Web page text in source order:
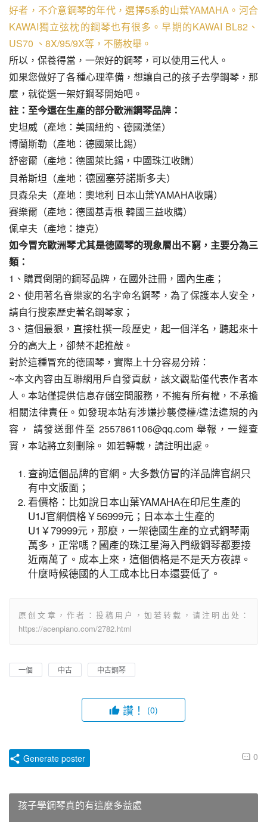
好者，不介意鋼琴的年代，選擇5系的山葉YAMAHA。河合
KAWAI獨立弦枕的鋼琴也有很多。早期的KAWAI BL82、
US70 、8X/95/9X等，不勝枚舉。
所以，保養得當，一架好的鋼琴，可以使用三代人。
如果您做好了各種心理準備，想讓自己的孩子去學鋼琴，那
麼，就從選一架好鋼琴開始吧。
註：至今還在生產的部分歐洲鋼琴品牌：
史坦威（產地：美國紐約、德國漢堡）
博蘭斯勒（產地：德國萊比錫）
舒密爾（產地：德國萊比錫，中國珠江收購）
貝希斯坦（產地： 德國塞芬諾斯多夫）
貝森朵夫（產地：奧地利 日本山葉YAMAHA收購）
賽樂爾（產地：德國基青根 韓國三益收購）
佩卓夫（產地：捷克）
如今冒充歐洲琴尤其是德國琴的現象層出不窮，主要分為三
類：
1、購買倒閉的鋼琴品牌，在國外註冊，國內生產；
2、使用著名音樂家的名字命名鋼琴，為了保護本人安全，
請自行搜索歷史著名鋼琴家；
3、這個最狠，直接杜撰一段歷史，起一個洋名，聽起來十
分的高大上，卻禁不起推敲。
對於這種冒充的德國琴，實際上十分容易分辨：
~本文內容由互聯網用戶自發貢獻，該文觀點僅代表作者本
人。本站僅提供信息存儲空間服務，不擁有所有權，不承擔
相關法律責任。如發現本站有涉嫌抄襲侵權/違法違規的內
容， 請發送郵件至 2557861106@qq.com 舉報，一經查
實，本站將立刻刪除。 如若轉載，請註明出處。
查詢這個品牌的官網。大多數仿冒的洋品牌官網只
有中文版面；
看價格：比如說日本山葉YAMAHA在印尼生產的
U1J官網價格￥56999元；日本本土生產的
U1￥79999元，那麼，一架德國生產的立式鋼琴兩
萬多，正常嗎？國產的珠江星海入門級鋼琴都要接
近兩萬了。成本上來，這個價格是不是天方夜譚。
什麼時候德國的人工成本比日本還要低了。
原创文章，作者：投稿用户，如若转载，请注明出处：
https://acenpiano.com/2782.html
一個 中古 中古鋼琴
讚！ (0)
0
Generate poster
孩子學鋼琴真的有這麼多益處